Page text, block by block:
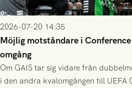
2026-07-20 14:35
Möjlig motståndare i
omgång
Om GAIS tar sig vidare från
i den andra kvalomgången till UEFA